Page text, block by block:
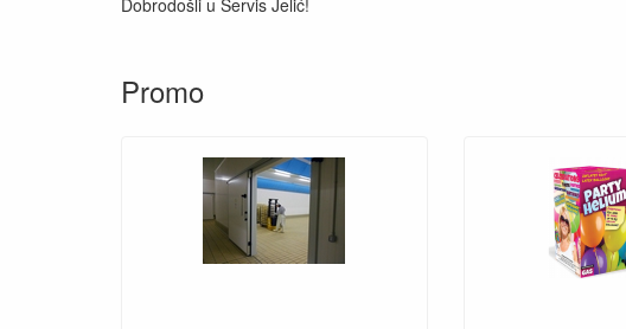
Vrata klizna PSP 202 INOX
(-) lijeva
2500X2500 PSP SA PANELOM
202mm (za komore minusne do
Helij za balone
Nepovratna boca